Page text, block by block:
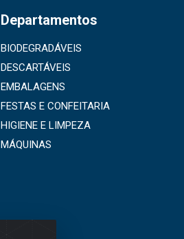
Departamentos
BIODEGRADÁVEIS
DESCARTÁVEIS
EMBALAGENS
FESTAS E CONFEITARIA
HIGIENE E LIMPEZA
MÁQUINAS